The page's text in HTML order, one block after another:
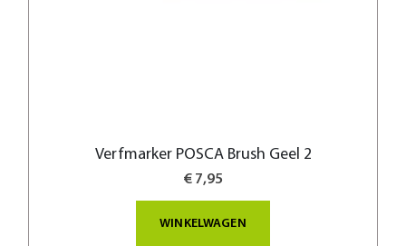
Verfmarker POSCA Brush Geel 2
€ 7,95
WINKELWAGEN